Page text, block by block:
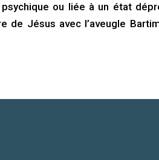
ou liée à un état
Jésus avec l’aveugle